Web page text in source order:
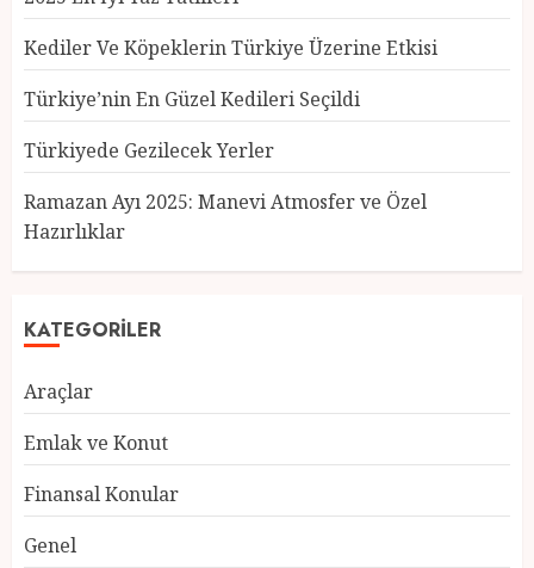
Kediler Ve Köpeklerin Türkiye Üzerine Etkisi
Türkiye’nin En Güzel Kedileri Seçildi
Türkiyede Gezilecek Yerler
Ramazan Ayı 2025: Manevi Atmosfer ve Özel
Hazırlıklar
KATEGORILER
Araçlar
Emlak ve Konut
Finansal Konular
Genel
3
Türkiye’nin En Güzel Kedileri
12 MART 2025
4